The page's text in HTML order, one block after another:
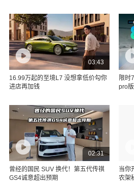
03:43
16.99万起的至境L7 没想拿低价勾你
进店再加钱
限时
pro
02:31
曾经的国民 SUV 换代！第五代传祺
GS4诚意超出预期
当你
农架